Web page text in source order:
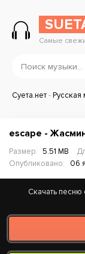
Самые
Суета.нет-Русская
escape -
Размер: 5.51 MB
Опубликовано:
06
Скачать песню